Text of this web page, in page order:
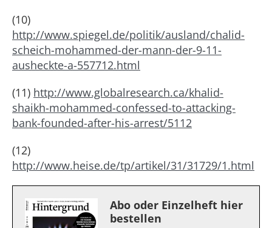
(10)
http://www.spiegel.de/politik/ausland/chalid-
scheich-mohammed-der-mann-der-9-11-
ausheckte-a-557712.html
(11) http://www.globalresearch.ca/khalid-
shaikh-mohammed-confessed-to-attacking-
bank-founded-after-his-arrest/5112
(12)
http://www.heise.de/tp/artikel/31/31729/1.html
Abo oder Einzelheft hier
bestellen